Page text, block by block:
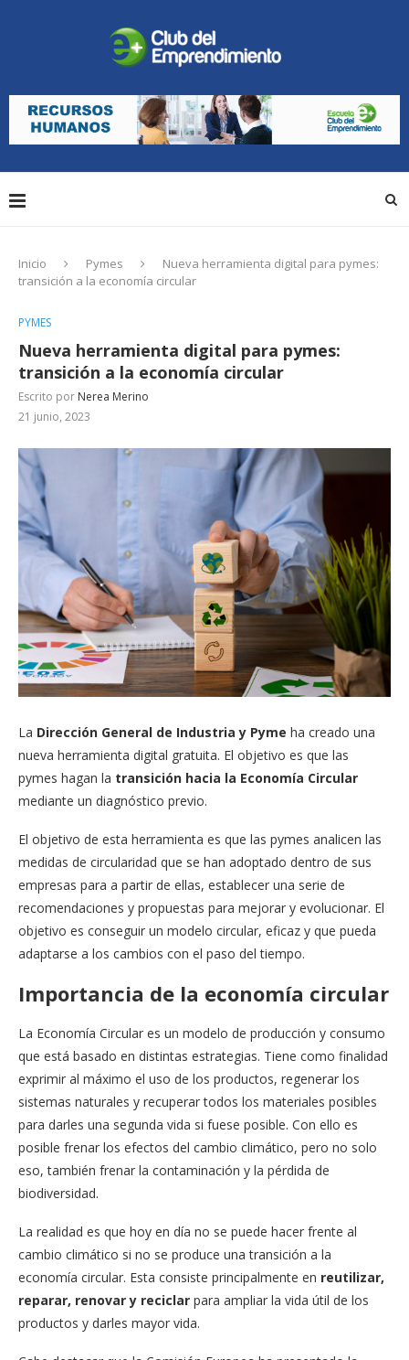
Inicio Pymes
Nueva herramienta digital para pymes:
transición a la economía circular
PYMES
Nueva herramienta digital para pymes:
transición a la economía circular
Escrito por Nerea Merino
21 junio, 2023
La Dirección General de Industria y Pyme ha creado una
nueva herramienta digital gratuita. El objetivo es que las
pymes hagan la transición hacia la Economía Circular
mediante un diagnóstico previo.
El objetivo de esta herramienta es que las pymes analicen las
medidas de circularidad que se han adoptado dentro de sus
empresas para a partir de ellas, establecer una serie de
recomendaciones y propuestas para mejorar y evolucionar. El
objetivo es conseguir un modelo circular, eficaz y que pueda
adaptarse a los cambios con el paso del tiempo.
Importancia de la economía circular
La Economía Circular es un modelo de producción y consumo
que está basado en distintas estrategias. Tiene como finalidad
exprimir al máximo el uso de los productos, regenerar los
sistemas naturales y recuperar todos los materiales posibles
para darles una segunda vida si fuese posible. Con ello es
posible frenar los efectos del cambio climático, pero no solo
eso, también frenar la contaminación y la pérdida de
biodiversidad.
La realidad es que hoy en día no se puede hacer frente al
cambio climático si no se produce una transición a la
economía circular. Esta consiste principalmente en reutilizar,
reparar, renovar y reciclar para ampliar la vida útil de los
productos y darles mayor vida.